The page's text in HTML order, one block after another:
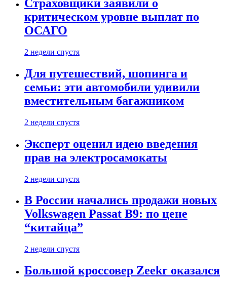
Страховщики заявили о
критическом уровне выплат по
ОСАГО
2 недели спустя
Для путешествий, шопинга и
семьи: эти автомобили удивили
вместительным багажником
2 недели спустя
Эксперт оценил идею введения
прав на электросамокаты
2 недели спустя
В России начались продажи новых
Volkswagen Passat B9: по цене
“китайца”
2 недели спустя
Большой кроссовер Zeekr оказался